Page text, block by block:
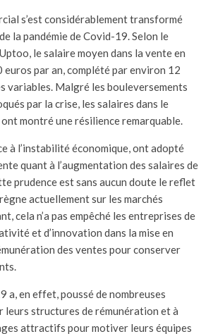
s’est considérablement transformé
la pandémie de Covid-19. Selon le
le salaire moyen dans la vente en
par an, complété par environ 12
variables. Malgré les bouleversements
par la crise, les salaires dans le
montré une résilience remarquable.
à l’instabilité économique, ont adopté
quant à l’augmentation des salaires de
prudence est sans aucun doute le reflet
actuellement sur les marchés
cela n’a pas empêché les entreprises de
et d’innovation dans la mise en
des ventes pour conserver
a, en effet, poussé de nombreuses
leurs structures de rémunération et à
attractifs pour motiver leurs équipes